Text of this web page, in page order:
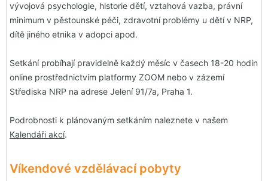
vývojová psychologie, historie dětí, vztahová vazba, právní
minimum v pěstounské péči, zdravotní problémy u dětí v NRP,
dítě jiného etnika v adopci apod.
Setkání probíhají pravidelně každý měsíc v časech 18-20 hodin
online prostřednictvím platformy ZOOM nebo v zázemí
Střediska NRP na adrese Jelení 91/7a, Praha 1.
Podrobnosti k plánovaným setkáním naleznete v našem
Kalendáři akcí.
Víkendové vzdělávací pobyty